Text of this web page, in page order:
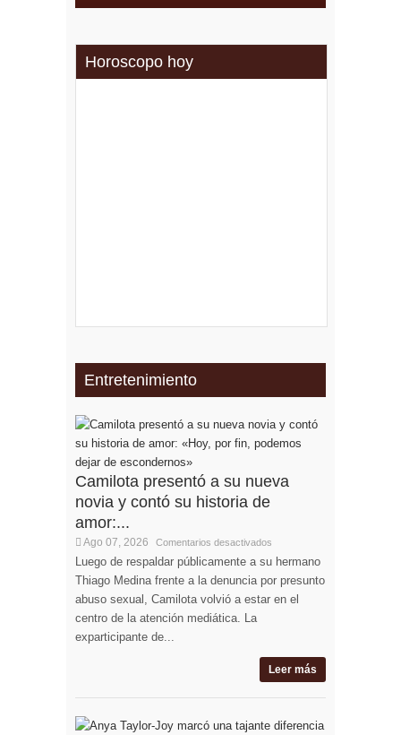
Horoscopo hoy
Entretenimiento
Camilota presentó a su nueva
novia y contó su historia de
amor:...
Ago 07, 2026 Comentarios desactivados
Luego de respaldar públicamente a su hermano
Thiago Medina frente a la denuncia por presunto
abuso sexual, Camilota volvió a estar en el
centro de la atención mediática. La
exparticipante de...
Leer más